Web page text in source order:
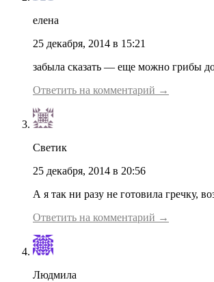
елена
25 декабря, 2014 в 15:21
забыла сказать — еще можно грибы
Ответить на комментарий →
Светик
25 декабря, 2014 в 20:56
А я так ни разу не готовила гречку,
Ответить на комментарий →
Людмила